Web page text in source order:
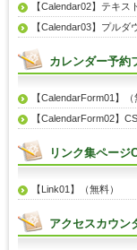
【Calendar02】テキス
【Calendar03】プルダ
カレンダー予約
【CalendarForm01】（
【CalendarForm02】
リンク集ページ
【Link01】（無料）
アクセスカウン